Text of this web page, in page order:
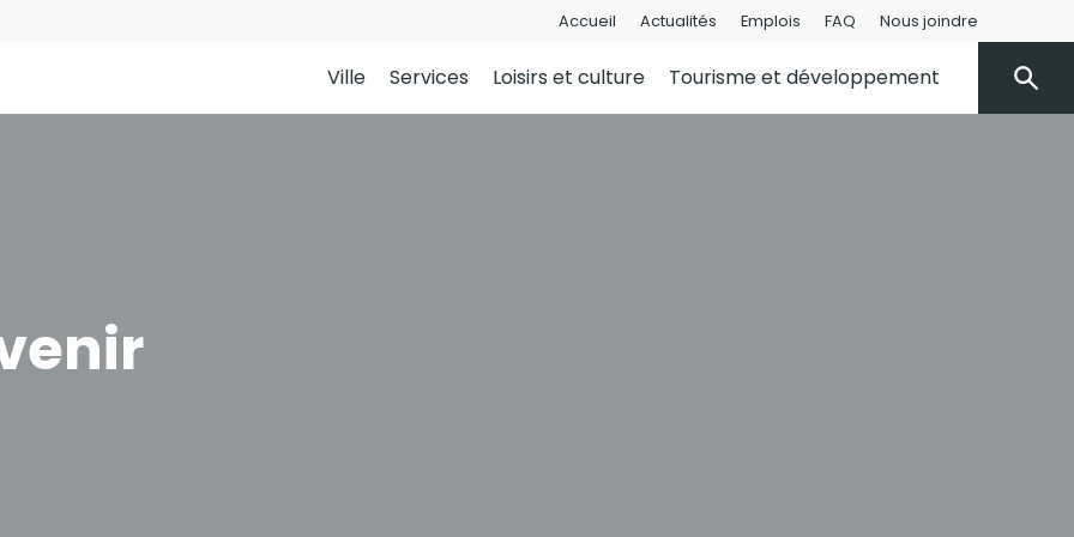
Accueil Actualités Emplois FAQ Nous joindre
Ville Services Loisirs et culture Tourisme et développement